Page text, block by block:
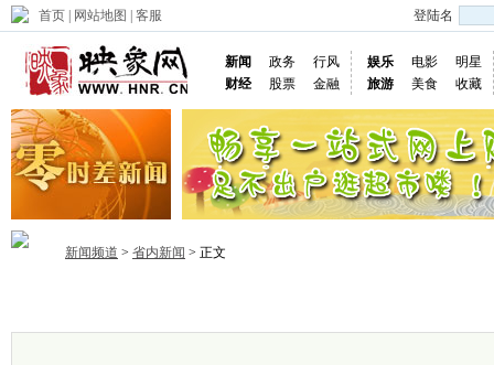
首页 网站地图 客服 登陆名
新闻 政务
行风
财经
股票 金融
娱乐 电影
明星
旅游
美食 收藏
新闻频道 > 省内新闻 > 正文